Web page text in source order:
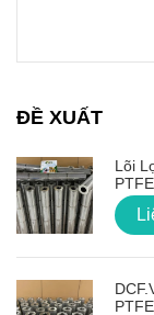
ĐỀ XUẤT
Lõi